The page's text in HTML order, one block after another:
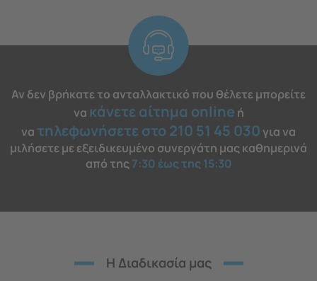
Αν δεν βρήκατε το ανταλλακτικό που θέλετε μπορείτε
να κάνετε αίτημα online ή
νατηλεφωνήσετε στο 210 51 45 030 για να
μιλήσετε με εξειδικευμένο συνεργάτη μας καθημερινά
από της7:30 έως της 15:30
H Διαδικασία μας